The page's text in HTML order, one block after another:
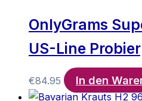
OnlyGrams
US-Line
€84.95 In den